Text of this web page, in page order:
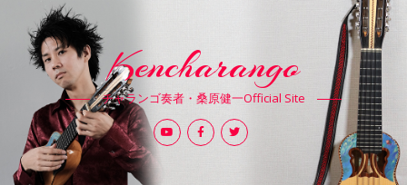
Kencharango
チャランゴ奏者・桑原健一Official Site